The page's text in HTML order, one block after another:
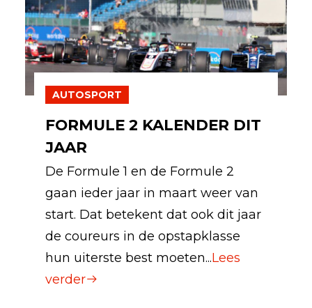
AUTOSPORT
FORMULE 2 KALENDER DIT
JAAR
De Formule 1 en de Formule 2
gaan ieder jaar in maart weer van
start. Dat betekent dat ook dit jaar
de coureurs in de opstapklasse
hun uiterste best moeten...Lees
verder